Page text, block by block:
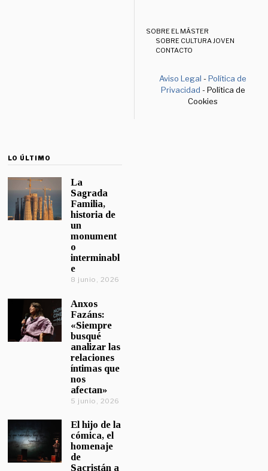
SOBRE EL MÁSTER
SOBRE CULTURA JOVEN
CONTACTO
Aviso Legal -Política de
Privacidad - Política de
Cookies
LO ÚLTIMO
La
Sagrada
Familia,
historia de
un
monument
o
interminabl
e
8 junio, 2026
Anxos
Fazáns:
«Siempre
busqué
analizar las
relaciones
íntimas que
nos
afectan»
5 junio, 2026
El hijo de la
cómica, el
homenaje
de
Sacristán a